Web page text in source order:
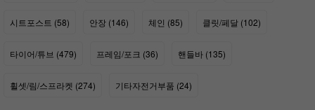
시트포스트 (58) 안장 (146) 체인 (85) 클릿/페달 (102)
타이어/튜브 (479) 프레임/포크 (36) 핸들바 (135)
휠셋/림/스프라켓 (274) 기타자전거부품 (24)